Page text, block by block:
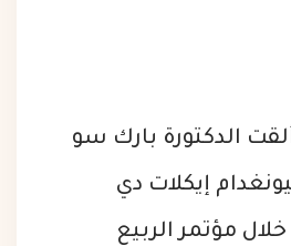
مايو 2026، ألقت الدكتورة بارك سو
إيكلات دي
مؤتمر الربيع